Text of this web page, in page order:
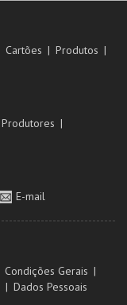
Cartões
Produtos
Produtores
E-mail
Condições Gerais
Dados Pessoais